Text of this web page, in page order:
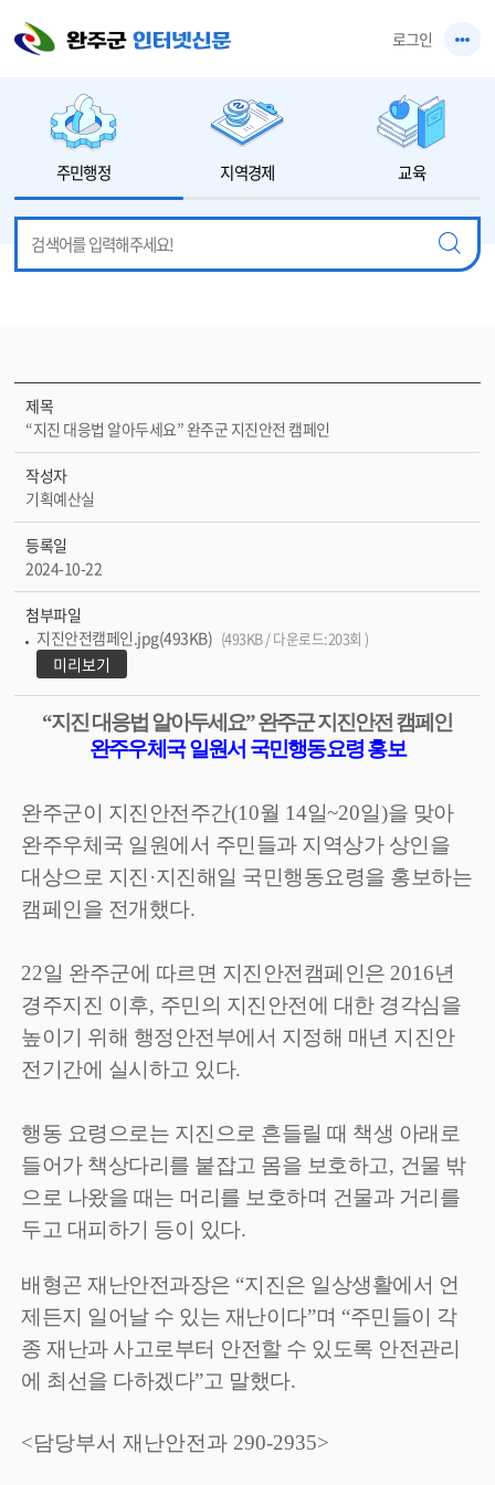
로그인
주민행정 지역경제 교육
제목
“지진 대응법 알아두세요” 완주군 지진안전 캠페인
작성자
기획예산실
등록일
2024-10-22
첨부파일
지진안전캠페인.jpg(493KB) (493KB / 다운로드:203회 )
미리보기
“지진 대응법 알아두세요”완주군 지진안전 캠페인
완주우체국 일원서 국민행동요령 홍보
완주군이 지진안전주간(10월 14일~20일)을 맞아
완주우체국 일원에서 주민들과 지역상가 상인을
대상으로 지진 ·지진해일 국민행동요령을 홍보하는
캠페인을 전개했다.
22일 완주군에 따르면 지진안전캠페인은 2016년
경주지진 이후, 주민의 지진안전에 대한 경각심을
높이기 위해 행정안전부에서 지정해 매년 지진안
전기간에 실시하고 있다.
행동 요령으로는 지진으로 흔들릴 때 책생 아래로
들어가 책상다리를 붙잡고 몸을 보호하고, 건물 밖
으로 나왔을 때는 머리를 보호하며 건물과 거리를
두고 대피하기 등이 있다.
배형곤 재난안전과장은 “지진은 일상생활에서 언
제든지 일어날 수 있는 재난이다”며 “주민들이 각
종 재난과 사고로부터 안전할 수 있도록 안전관리
에 최선을 다하겠다”고 말했다.
<담당부서 재난안전과 290-2935>